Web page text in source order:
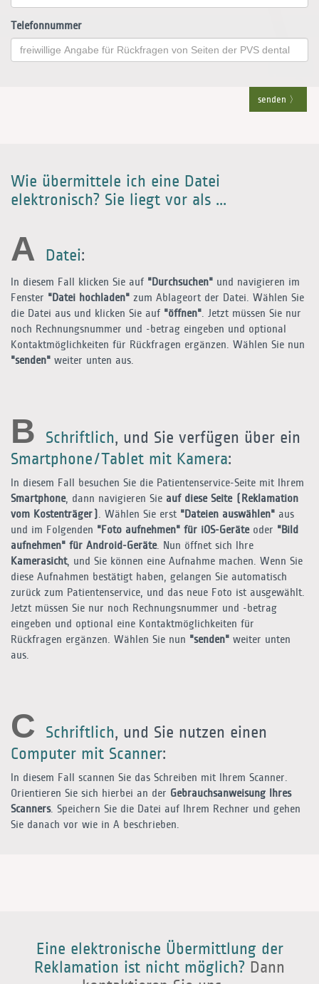
Telefonnummer
senden
Wie übermittele ich eine Datei
elektronisch? Sie liegt vor als ...
A Datei:
In diesem Fall klicken Sie auf "Durchsuchen" und navigieren im
Fenster "Datei hochladen" zum Ablageort der Datei. Wählen Sie
die Datei aus und klicken Sie auf "öffnen". Jetzt müssen Sie nur
noch Rechnungsnummer und -betrag eingeben und optional
Kontaktmöglichkeiten für Rückfragen ergänzen. Wählen Sie nun
"senden" weiter unten aus.
B Schriftlich, und Sie verfügen über ein
Smartphone/Tablet mit Kamera:
In diesem Fall besuchen Sie die Patientenservice-Seite mit Ihrem
Smartphone, dann navigieren Sie auf diese Seite (Reklamation
vom Kostenträger) . Wählen Sie erst "Dateien auswählen" aus
und im Folgenden "Foto aufnehmen" für iOS-Geräteoder "Bild
aufnehmen" für Android-Geräte. Nun öffnet sich Ihre
Kamerasicht, und Sie können eine Aufnahme machen. Wenn Sie
diese Aufnahmen bestätigt haben, gelangen Sie automatisch
zurück zum Patientenservice, und das neue Foto ist ausgewählt.
Jetzt müssen Sie nur noch Rechnungsnummer und -betrag
eingeben und optional eine Kontaktmöglichkeiten für
Rückfragen ergänzen. Wählen Sie nun "senden" weiter unten
aus.
C Schriftlich, und Sie nutzen einen
Computer mit Scanner:
In diesem Fall scannen Sie das Schreiben mit Ihrem Scanner.
Orientieren Sie sich hierbei an der Gebrauchsanweisung Ihres
Scanners. Speichern Sie die Datei auf Ihrem Rechner und gehen
Sie danach vor wie in A beschrieben.
Eine elektronische Übermittlung der
Reklamation ist nicht möglich? Dann